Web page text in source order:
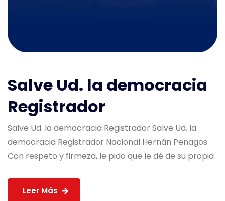
Salve Ud. la democracia
Registrador
Salve Ud. la democracia Registrador Salve Ud. la
democracia Registrador Nacional Hernán Penagos
Con respeto y firmeza, le pido que le dé de su propia
Leer Más